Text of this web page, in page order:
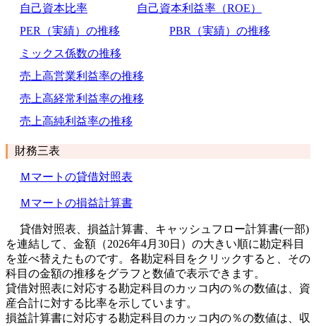
自己資本比率
自己資本利益率（ROE）
PER（実績）の推移
PBR（実績）の推移
ミックス係数の推移
売上高営業利益率の推移
売上高経常利益率の推移
売上高純利益率の推移
財務三表
Ｍマートの貸借対照表
Ｍマートの損益計算書
貸借対照表、損益計算書、キャッシュフロー計算書(一部)
を連結して、金額（2026年4月30日）の大きい順に勘定科目
を並べ替えたものです。各勘定科目をクリックすると、その
科目の金額の推移をグラフと数値で表示できます。
貸借対照表に対応する勘定科目のカッコ内の％の数値は、資
産合計に対する比率を示しています。
損益計算書に対応する勘定科目のカッコ内の％の数値は、収